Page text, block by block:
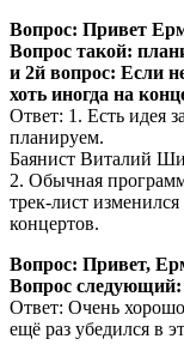
Вопрос: Привет
Вопрос такой:
и 2й вопрос: Если
хоть иногда на
Ответ: 1. Есть идея
планируем.
Баянист Виталий
2. Обычная
трек-лист
концертов.
Вопрос: Привет,
Вопрос
Ответ: Очень
ещё раз убедился в